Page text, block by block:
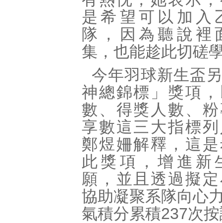
是希望可以加入
隊，因為聽說裡
集，也能趁此切磋
今年羽球新生盃
神總錦標」獎項
數、得獎人數、
享數這三大指標
鄭煜姍解釋，這
此獎項，增進新
願，並且透過擬
協助凝聚系隊向心
氣積分累積237次